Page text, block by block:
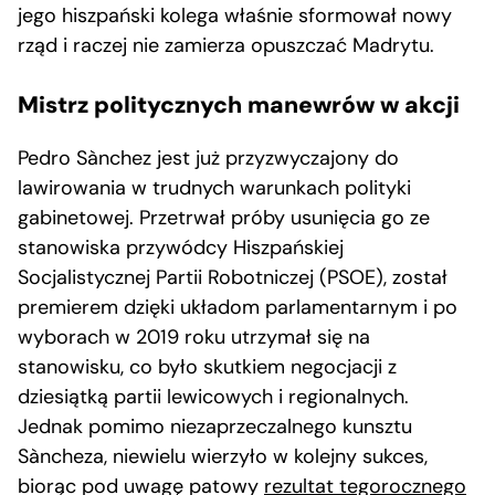
jego hiszpański kolega właśnie sformował nowy
rząd i raczej nie zamierza opuszczać Madrytu.
Mistrz politycznych manewrów w akcji
Pedro Sànchez jest już przyzwyczajony do
lawirowania w trudnych warunkach polityki
gabinetowej. Przetrwał próby usunięcia go ze
stanowiska przywódcy Hiszpańskiej
Socjalistycznej Partii Robotniczej (PSOE), został
premierem dzięki układom parlamentarnym i po
wyborach w 2019 roku utrzymał się na
stanowisku, co było skutkiem negocjacji z
dziesiątką partii lewicowych i regionalnych.
Jednak pomimo niezaprzeczalnego kunsztu
Sàncheza, niewielu wierzyło w kolejny sukces,
biorąc pod uwagę patowy rezultat tegorocznego